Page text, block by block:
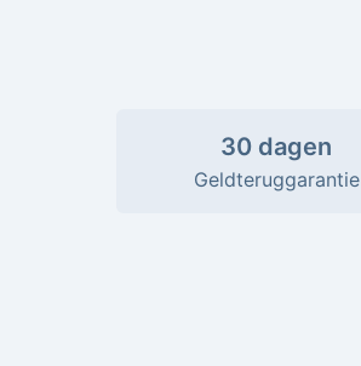
30 dagen
Geldteruggarantie